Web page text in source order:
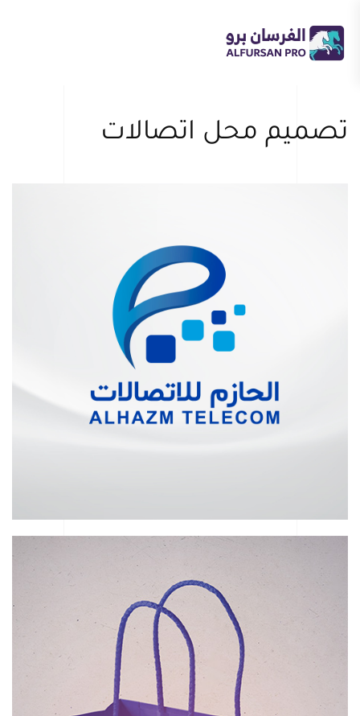
Skip
to
تصميم محل اتصالات